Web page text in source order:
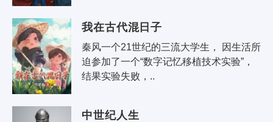
我在古代混日子
秦风一个21世纪的三流大学生， 因生活所
迫参加了一个“数字记忆移植技术实验”，
结果实验失败，..
中世纪人生